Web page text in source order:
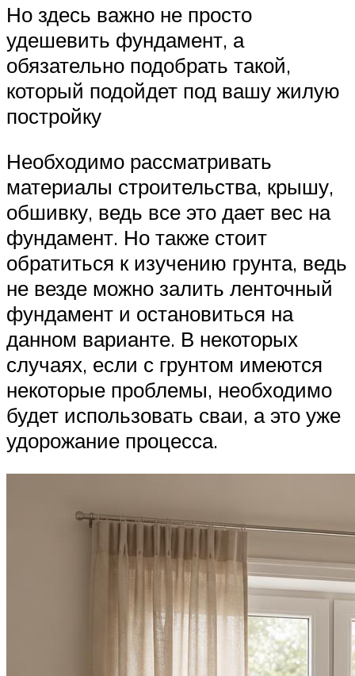
Но здесь важно не просто
удешевить фундамент, а
обязательно подобрать такой,
который подойдет под вашу жилую
постройку
Необходимо рассматривать
материалы строительства, крышу,
обшивку, ведь все это дает вес на
фундамент. Но также стоит
обратиться к изучению грунта, ведь
не везде можно залить ленточный
фундамент и остановиться на
данном варианте. В некоторых
случаях, если с грунтом имеются
некоторые проблемы, необходимо
будет использовать сваи, а это уже
удорожание процесса.